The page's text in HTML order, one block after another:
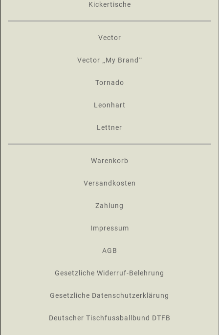
Kickertische
Vector
Vector „My Brand”
Tornado
Leonhart
Lettner
Warenkorb
Versandkosten
Zahlung
Impressum
AGB
Gesetzliche Widerruf-Belehrung
Gesetzliche Datenschutzerklärung
Deutscher Tischfussballbund DTFB